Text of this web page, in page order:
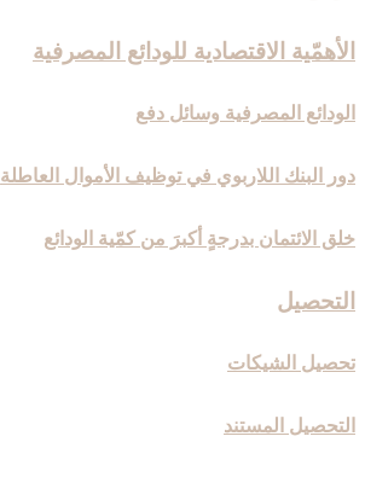
الأهمّية الاقتصادية للودائع المصرفية
الودائع المصرفية وسائل دفع
دور البنك اللاربوي في توظيف الأموال العاطلة
خلق الائتمان بدرجةٍ أكبرَ من كمّية الودائع
التحصيل‏
تحصيل الشيكات
التحصيل المستند